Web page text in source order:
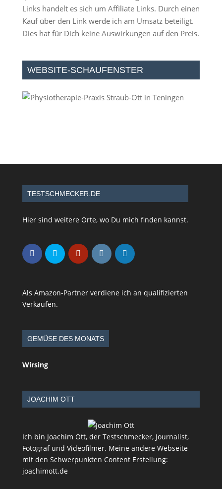
Links handelt es sich um Affiliate Links. Durch einen
Kauf über den Link werde ich am Umsatz beteiligt.
Dies hat für Dich keine Auswirkungen auf den Preis.
WEBSITE-SCHAUFENSTER
TESTSCHMECKER.DE
Hier sind weitere Orte, wo Du mich finden kannst.
Als Amazon-Partner verdiene ich an qualifizierten
Verkäufen.
GEMÜSE DES MONATS
Wirsing
JOACHIM OTT
Ich bin Joachim Ott, der Testschmecker, Journalist,
Fotograf und Videofilmer. Meine andere Webseite
mit den Schwerpunkten Content Erstellung:
joachimott.de